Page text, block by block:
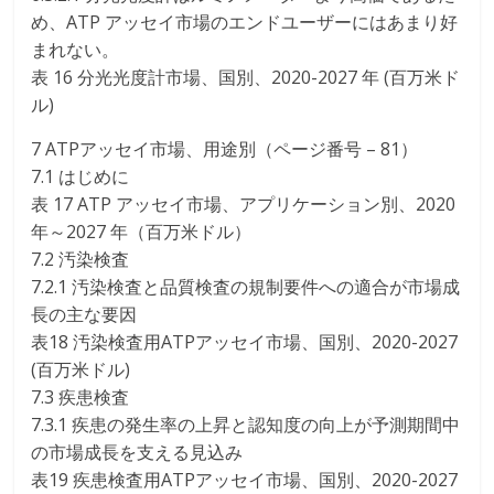
め、ATP アッセイ市場のエンドユーザーにはあまり好
まれない。
表 16 分光光度計市場、国別、2020-2027 年 (百万米ド
ル)
7 ATPアッセイ市場、用途別（ページ番号 – 81）
7.1 はじめに
表 17 ATP アッセイ市場、アプリケーション別、2020
年～2027 年（百万米ドル）
7.2 汚染検査
7.2.1 汚染検査と品質検査の規制要件への適合が市場成
長の主な要因
表18 汚染検査用ATPアッセイ市場、国別、2020-2027
(百万米ドル)
7.3 疾患検査
7.3.1 疾患の発生率の上昇と認知度の向上が予測期間中
の市場成長を支える見込み
表19 疾患検査用ATPアッセイ市場、国別、2020-2027